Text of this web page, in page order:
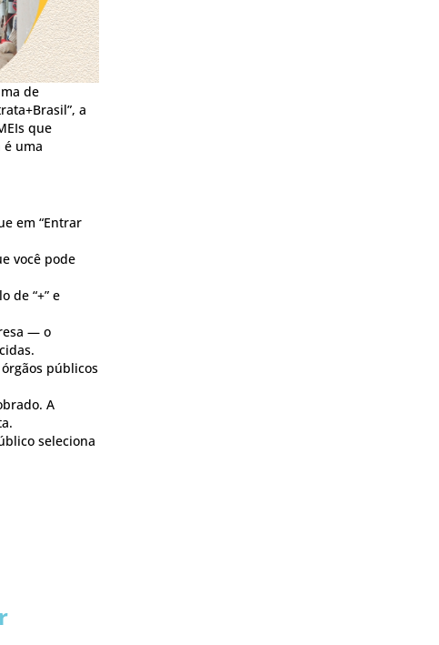
de
a
que
é uma
em “Entrar
você pode
de “+” e
— o
públicos
A
seleciona